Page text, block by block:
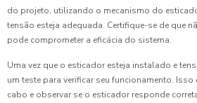
do projeto, utilizando o mecanismo do
tensão esteja adequada. Certifique-se de que
pode comprometer a eficácia do sistema.
Uma vez que o esticador esteja instalado e
um teste para verificar seu funcionamento. Isso
cabo e observar se o esticador responde